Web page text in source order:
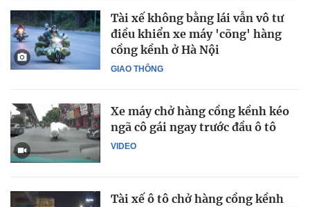
GIAO THÔNG
Tài xế không bằng lái vẫn vô tư
điều khiển xe máy 'cõng' hàng
cồng kềnh ở Hà Nội
VIDEO
Xe máy chở hàng cồng kềnh kéo
ngã cô gái ngay trước đầu ô tô
Tài xế ô tô chở hàng cồng kềnh